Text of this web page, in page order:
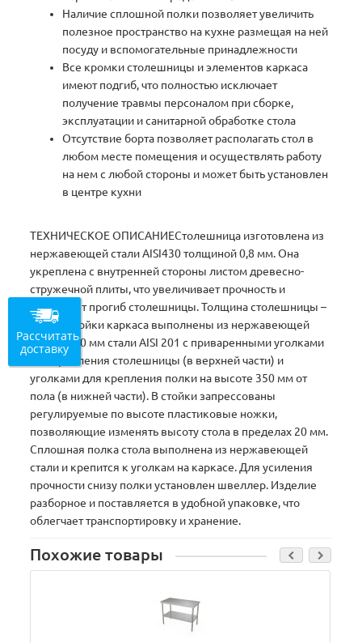
Наличие сплошной полки позволяет увеличить
полезное пространство на кухне размещая на ней
посуду и вспомогательные принадлежности
Все кромки столешницы и элементов каркаса
имеют подгиб, что полностью исключает
получение травмы персоналом при сборке,
эксплуатации и санитарной обработке стола
Отсутствие борта позволяет располагать стол в
любом месте помещения и осуществлять работу
на нем с любой стороны и может быть установлен
в центре кухни
ТЕХНИЧЕСКОЕ ОПИСАНИЕСтолешница изготовлена из
нержавеющей стали AISI430 толщиной 0,8 мм. Она
укреплена с внутренней стороны листом древесно-
стружечной плиты, что увеличивает прочность и
исключает прогиб столешницы. Толщина столешницы –
50 мм. Стойки каркаса выполнены из нержавеющей
трубы O40 мм стали AISI 201 с приваренными уголками
для крепления столешницы (в верхней части) и
уголками для крепления полки на высоте 350 мм от
пола (в нижней части). В стойки запрессованы
регулируемые по высоте пластиковые ножки,
позволяющие изменять высоту стола в пределах 20 мм.
Сплошная полка стола выполнена из нержавеющей
стали и крепится к уголкам на каркасе. Для усиления
прочности снизу полки установлен швеллер. Изделие
разборное и поставляется в удобной упаковке, что
облегчает транспортировку и хранение.
Похожие товары
Рассчитать
доставку